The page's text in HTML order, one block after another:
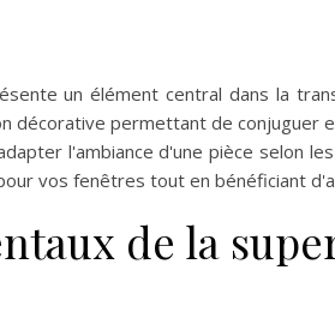
un élément central dans la
décorative permettant de
l'ambiance d'une pièce selon
vos fenêtres tout en bénéficiant
de la